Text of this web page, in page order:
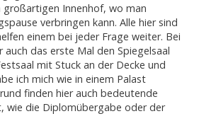
großartigen Innenhof, wo man
verbringen kann. Alle hier sind
einem bei jeder Frage weiter. Bei
auch das erste Mal den Spiegelsaal
mit Stuck an der Decke und
ich mich wie in einem Palast
finden hier auch bedeutende
wie die Diplomübergabe oder der